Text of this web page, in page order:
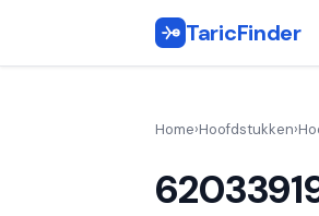
TaricFinder
Home›Hoofdstukken›